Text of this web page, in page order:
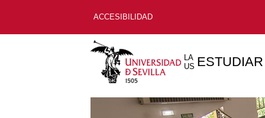
ACCESIBILIDAD
LA
US ESTUDIAR